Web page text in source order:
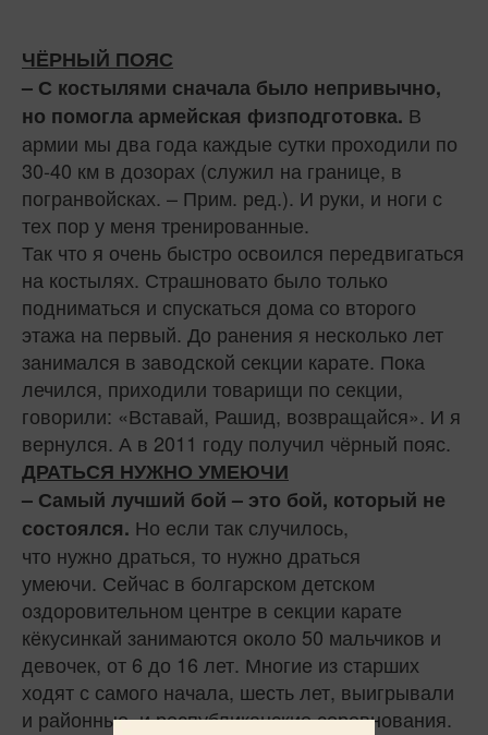
ЧЁРНЫЙ ПОЯС
– С костылями сначала было непривычно,
но помогла армейская физподготовка. В
армии мы два года каждые сутки проходили по
30‑40 км в дозорах (служил на границе, в
погранвойсках. – Прим. ред.). И руки, и ноги с
тех пор у меня тренированные.
Так что я очень быстро освоился передвигаться
на костылях. Страшновато было только
подниматься и спускаться дома со второго
этажа на первый. До ранения я несколько лет
занимался в заводской секции карате. Пока
лечился, приходили товарищи по секции,
говорили: «Вставай, Рашид, возвращайся». И я
вернулся. А в 2011 году получил чёрный пояс.
ДРАТЬСЯ НУЖНО УМЕЮЧИ
– Самый лучший бой – это бой, который не
состоялся. Но если так случилось,
что нужно драться, то нужно драться
умеючи. Сейчас в болгарском детском
оздоровительном центре в секции карате
кёкусинкай занимаются около 50 мальчиков и
девочек, от 6 до 16 лет. Многие из старших
ходят с самого начала, шесть лет, выигрывали
и районные, и республиканские соревнования.